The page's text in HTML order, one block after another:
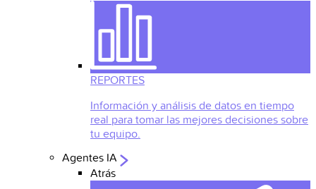
REPORTES
Información y análisis de datos en tiempo
real para tomar las mejores decisiones sobre
tu equipo.
Agentes IA
Atrás